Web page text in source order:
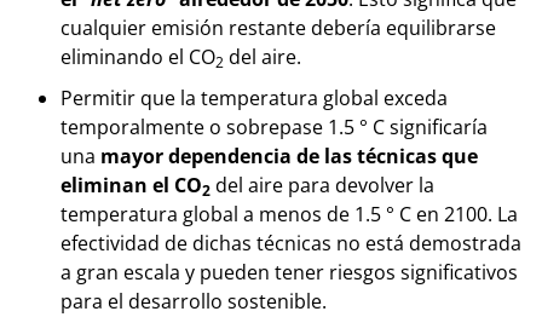
cualquier emisión restante debería equilibrarse
eliminando el CO2 del aire.
Permitir que la temperatura global exceda
temporalmente o sobrepase 1.5 ° C significaría
una mayor dependencia de las técnicas que
eliminan el CO2 del aire para devolver la
temperatura global a menos de 1.5 ° C en 2100. La
efectividad de dichas técnicas no está demostrada
a gran escala y pueden tener riesgos significativos
para el desarrollo sostenible.